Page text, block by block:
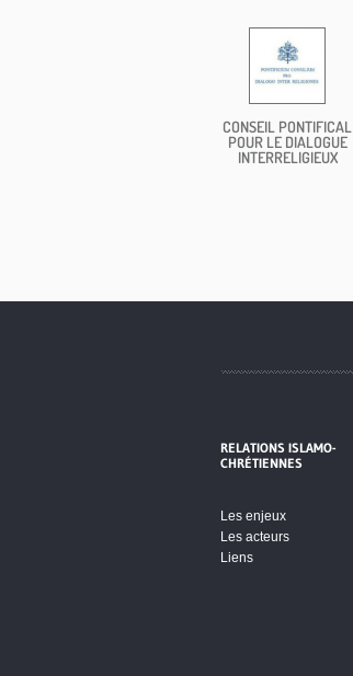
CONSEIL PONTIFICAL
POUR LE DIALOGUE
INTERRELIGIEUX
RELATIONS ISLAMO-
CHRÉTIENNES
Les enjeux
Les acteurs
Liens